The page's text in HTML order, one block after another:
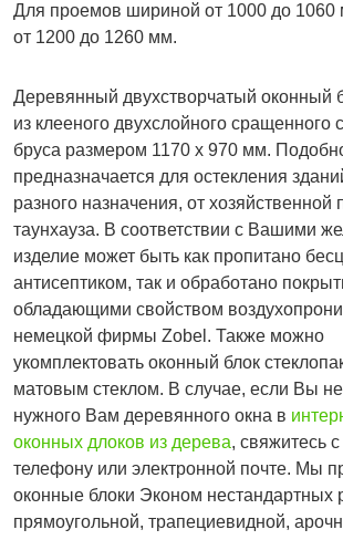
Для проемов шириной от 1000 до 1060
от 1200 до 1260 мм.
Деревянный двухстворчатый оконный
из клееного двухслойного сращенного
бруса размером 1170 х 970 мм.
предназначается для остекления
разного назначения, от хозяйственной
таунхауза. В соответствии с Вашими
изделие может быть как пропитано
антисептиком, так и обработано
обладающими свойством
немецкой фирмы Zobel. Также можно
укомплектовать оконный блок
матовым стеклом. В случае, если Вы
нужного Вам деревянного окна в
оконных длоков из дерева, свяжитесь
телефону или электронной почте. Мы
оконные блоки Эконом нестандартных
прямоугольной, трапециевидной,